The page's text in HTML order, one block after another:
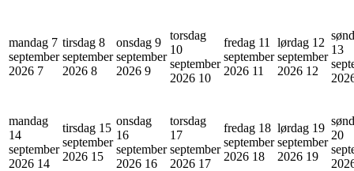
mandag 7
september
2026 7
tirsdag 8
september
2026 8
onsdag 9
september
2026 9
torsdag
10
september
2026 10
fredag 11
september
2026 11
lørdag 12
september
2026 12
13
mandag
14
september
2026 14
tirsdag 15
september
2026 15
onsdag
16
september
2026 16
torsdag
17
september
2026 17
fredag 18
september
2026 18
lørdag 19
september
2026 19
20